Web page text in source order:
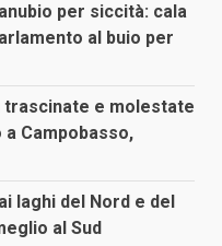
per siccità: cala
al buio per
trascinate e molestate
Campobasso,
laghi del Nord e del
al Sud